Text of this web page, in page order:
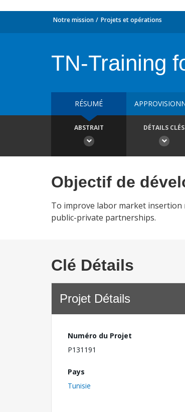
Notre mission Projets et opérations
TN-Training
RÉSUMÉ
ABSTRAIT DÉTAILS CLÉS
Objectif de
To improve labor market
public-private partnerships.
Clé Détails
Projet Détails
Numéro du Projet
P131191
Pays
Tunisie